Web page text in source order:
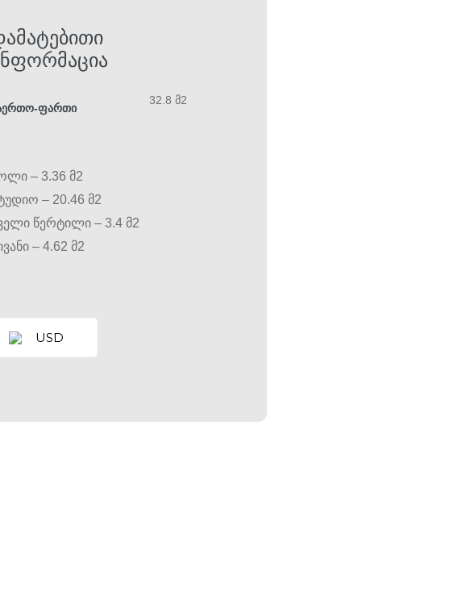
ფართი
32.8 მ2
– 3.36 მ2
– 20.46 მ2
წერტილი – 3.4 მ2
– 4.62 მ2
USD